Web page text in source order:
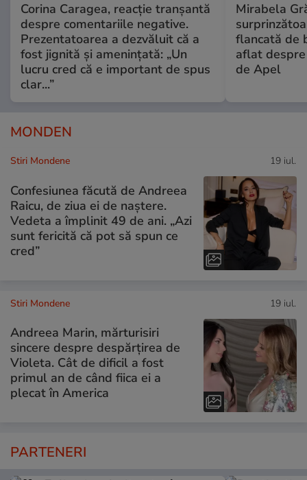
Corina Caragea, reacție tranșantă
despre comentariile negative.
Prezentatoarea a dezvăluit că a
fost jignită și amenințată: „Un
lucru cred că e important de spus
clar...”
Mirabela
flancată de
aflat
de Apel
MONDEN
Stiri Mondene 19 iul.
Confesiunea făcută de Andreea
Raicu, de ziua ei de naștere.
Vedeta a împlinit 49 de ani. „Azi
sunt fericită că pot să spun ce
cred”
Stiri Mondene 19 iul.
Andreea Marin, mărturisiri
sincere despre despărțirea de
Violeta. Cât de dificil a fost
primul an de când fiica ei a
plecat în America
PARTENERI